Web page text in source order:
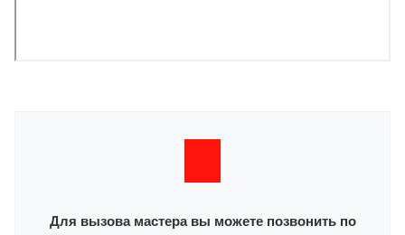
Для вызова мастера вы можете позвонить по